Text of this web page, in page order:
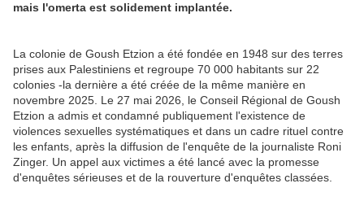
mais l'omerta est solidement implantée.
La colonie de Goush Etzion a été fondée en 1948 sur des terres
prises aux Palestiniens et regroupe 70 000 habitants sur 22
colonies -la dernière a été créée de la même manière en
novembre 2025. Le 27 mai 2026, le Conseil Régional de Goush
Etzion a admis et condamné publiquement l'existence de
violences sexuelles systématiques et dans un cadre rituel contre
les enfants, après la diffusion de l'enquête de la journaliste Roni
Zinger. Un appel aux victimes a été lancé avec la promesse
d'enquêtes sérieuses et de la rouverture d'enquêtes classées.